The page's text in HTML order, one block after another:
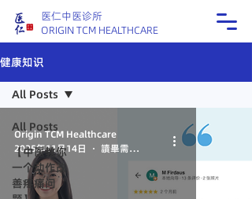
医仁中医诊所
ORIGIN TCM HEALTHCARE
健康知识
All Posts
【中医教你
一个动作改
善疼痛问
All Posts
Origin TCM Healthcare
2025年11月14日
讀畢需時 1 分鐘